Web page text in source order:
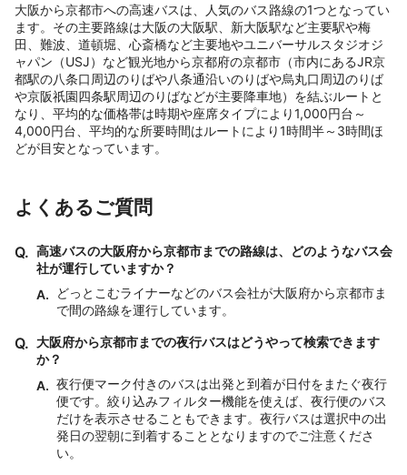
大阪から京都市への高速バスは、人気のバス路線の1つとなってい
ます。その主要路線は大阪の大阪駅、新大阪駅など主要駅や梅
田、難波、道頓堀、心斎橋など主要地やユニバーサルスタジオジ
ャパン（USJ）など観光地から京都府の京都市（市内にあるJR京
都駅の八条口周辺のりばや八条通沿いのりばや烏丸口周辺のりば
や京阪祇園四条駅周辺のりばなどが主要降車地）を結ぶルートと
なり、平均的な価格帯は時期や座席タイプにより1,000円台～
4,000円台、平均的な所要時間はルートにより1時間半～3時間ほ
どが目安となっています。
よくあるご質問
Q. 高速バスの大阪府から京都市までの路線は、どのようなバス会
社が運行していますか？
A.
どっとこむライナーなどのバス会社が大阪府から京都市ま
で間の路線を運行しています。
Q. 大阪府から京都市までの夜行バスはどうやって検索できます
か？
A. 夜行便マーク付きのバスは出発と到着が日付をまたぐ夜行
便です。絞り込みフィルター機能を使えば、夜行便のバス
だけを表示させることもできます。夜行バスは選択中の出
発日の翌朝に到着することとなりますのでご注意くださ
い。